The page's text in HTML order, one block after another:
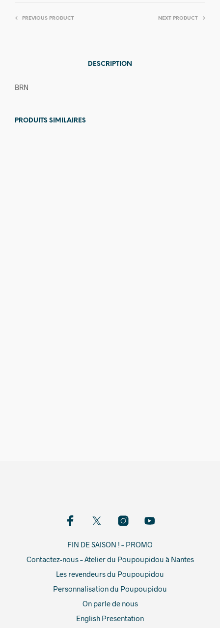
PREVIOUS PRODUCT NEXT PRODUCT
DESCRIPTION
BRN
PRODUITS SIMILAIRES
FIN DE SAISON ! – PROMO
Contactez-nous – Atelier du Poupoupidou à Nantes
Les revendeurs du Poupoupidou
Personnalisation du Poupoupidou
On parle de nous
English Presentation